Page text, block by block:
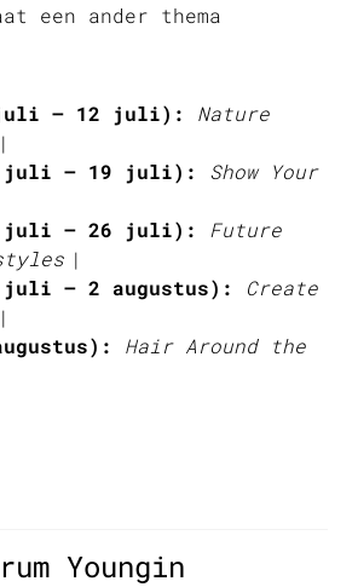
een ander thema
juli – 12 juli):
Nature
juli – 19 juli):
Show Your
juli – 26 juli):
Future
juli – 2 augustus):
Create
Hair Around the
Youngin